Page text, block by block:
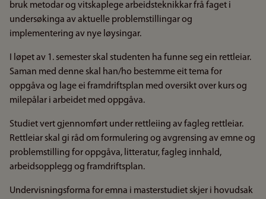
bruk metodar og vitskaplege arbeidsteknikkar frå faget i
undersøkinga av aktuelle problemstillingar og
implementering av nye løysingar.
I løpet av 1. semester skal studenten ha funne seg ein rettleiar.
Saman med denne skal han/ho bestemme eit tema for
oppgåva og lage ei framdriftsplan med oversikt over kurs og
milepålar i arbeidet med oppgåva.
Studiet vert gjennomført under rettleiing av fagleg rettleiar.
Rettleiar skal gi råd om formulering og avgrensing av emne og
problemstilling for oppgåva, litteratur, fagleg innhald,
arbeidsopplegg og framdriftsplan.
Undervisningsforma for emna i masterstudiet skjer i hovudsak